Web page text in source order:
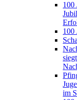
100
100
im